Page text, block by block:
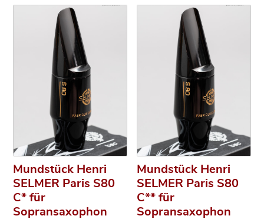
Mundstück Henri
SELMER Paris S80
C* für
Sopransaxophon
Mundstück Henri
SELMER Paris S80
C** für
Sopransaxophon